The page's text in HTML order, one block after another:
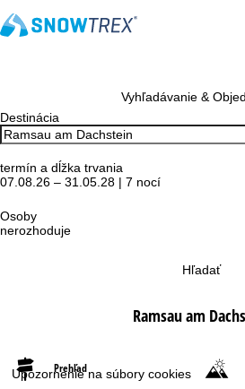
Upozornenie na súbory cookies
Vyhľadávanie &
Destinácia
termín a dĺžka trvania
07.08.26 – 31.05.28 | 7 nocí
Osoby
nerozhoduje
Hľadať
Ramsau am
Prehľad